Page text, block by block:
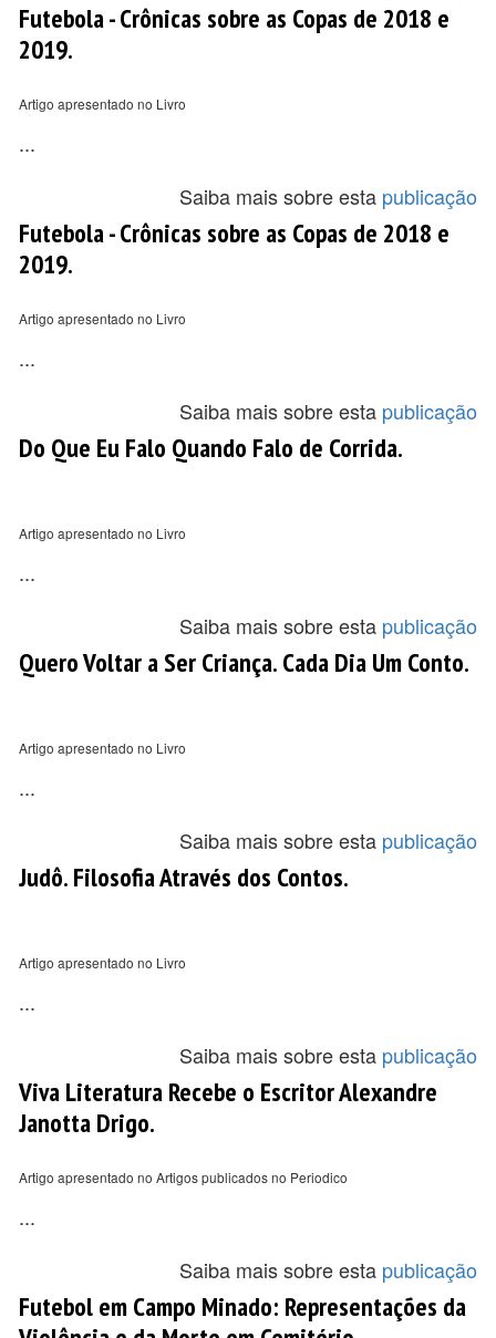
Futebola - Crônicas sobre as Copas de 2018 e
2019.
Artigo apresentado no Livro
...
Saiba mais sobre esta publicação
Futebola - Crônicas sobre as Copas de 2018 e
2019.
Artigo apresentado no Livro
...
Saiba mais sobre esta publicação
Do Que Eu Falo Quando Falo de Corrida.
Artigo apresentado no Livro
...
Saiba mais sobre esta publicação
Quero Voltar a Ser Criança. Cada Dia Um Conto.
Artigo apresentado no Livro
...
Saiba mais sobre esta publicação
Judô. Filosofia Através dos Contos.
Artigo apresentado no Livro
...
Saiba mais sobre esta publicação
Viva Literatura Recebe o Escritor Alexandre
Janotta Drigo.
Artigo apresentado no Artigos publicados no Periodico
...
Saiba mais sobre esta publicação
Futebol em Campo Minado: Representações da